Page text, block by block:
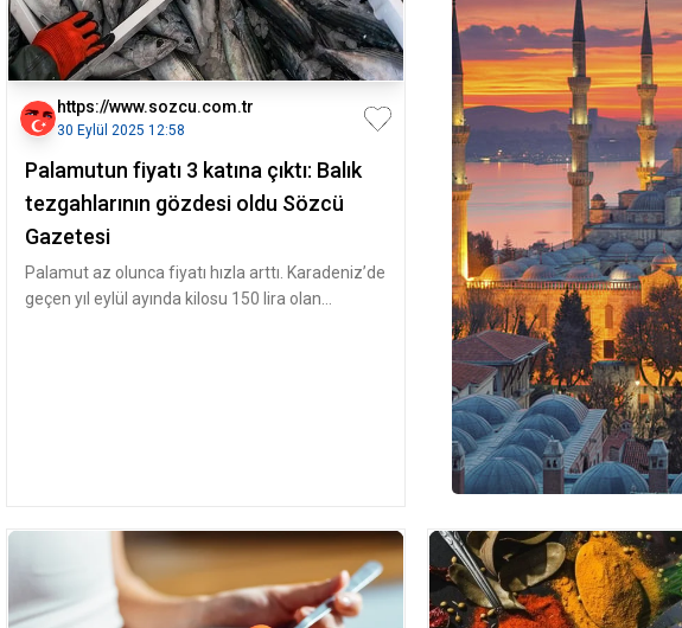
https://www.sozcu.com.tr
30 Eylül 2025 12:58
Palamutun fiyatı 3 katına çıktı: Balık
tezgahlarının gözdesi oldu Sözcü
Gazetesi
Palamut az olunca fiyatı hızla arttı. Karadeniz’de
geçen yıl eylül ayında kilosu 150 lira olan